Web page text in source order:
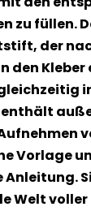
zu füllen.
der
den Kleber
enthält
Vorlage
Welt voller